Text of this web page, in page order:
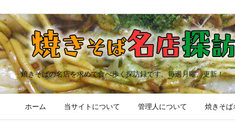
焼きそばの名店を求めて食べ歩く探訪録です。毎週月曜、更新！
ホーム 当サイトについて 管理人について 焼きそば